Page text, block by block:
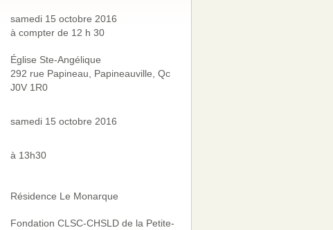
samedi 15 octobre 2016
à compter de 12 h 30
Église Ste-Angélique
292 rue Papineau, Papineauville, Qc
J0V 1R0
samedi 15 octobre 2016
à 13h30
Résidence Le Monarque
Fondation CLSC-CHSLD de la Petite-